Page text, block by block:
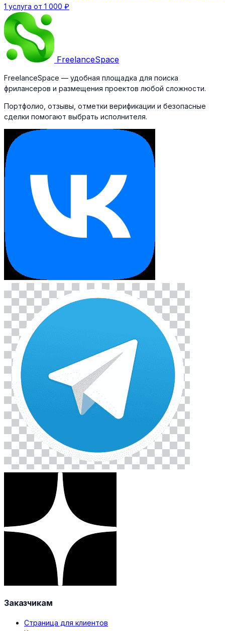
1 услуга от 1 000 ₽
FreelanceSpace
FreelanceSpace — удобная площадка для поиска
фрилансеров и размещения проектов любой сложности.
Портфолио, отзывы, отметки верификации и безопасные
сделки помогают выбрать исполнителя.
Заказчикам
Страница для клиентов